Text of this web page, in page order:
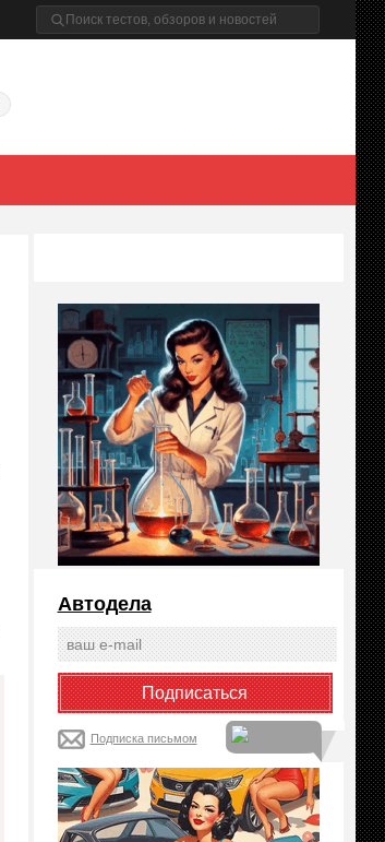
Автодела
Подписка письмом